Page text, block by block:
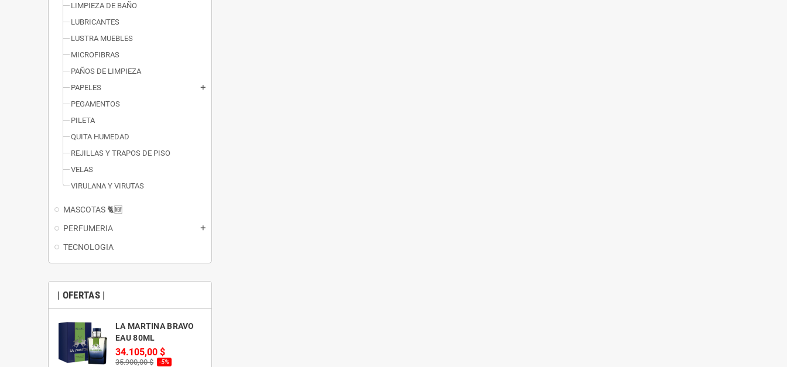
LIMPIEZA DE BAÑO
LUBRICANTES
LUSTRA MUEBLES
MICROFIBRAS
PAÑOS DE LIMPIEZA
PAPELES
add
PEGAMENTOS
PILETA
QUITA HUMEDAD
REJILLAS Y TRAPOS DE PISO
VELAS
VIRULANA Y VIRUTAS
MASCOTAS 🐈🆕
PERFUMERIA
add
TECNOLOGIA
| OFERTAS |
LA MARTINA BRAVO
EAU 80ML
34.105,00 $
35.900,00 $ -5%